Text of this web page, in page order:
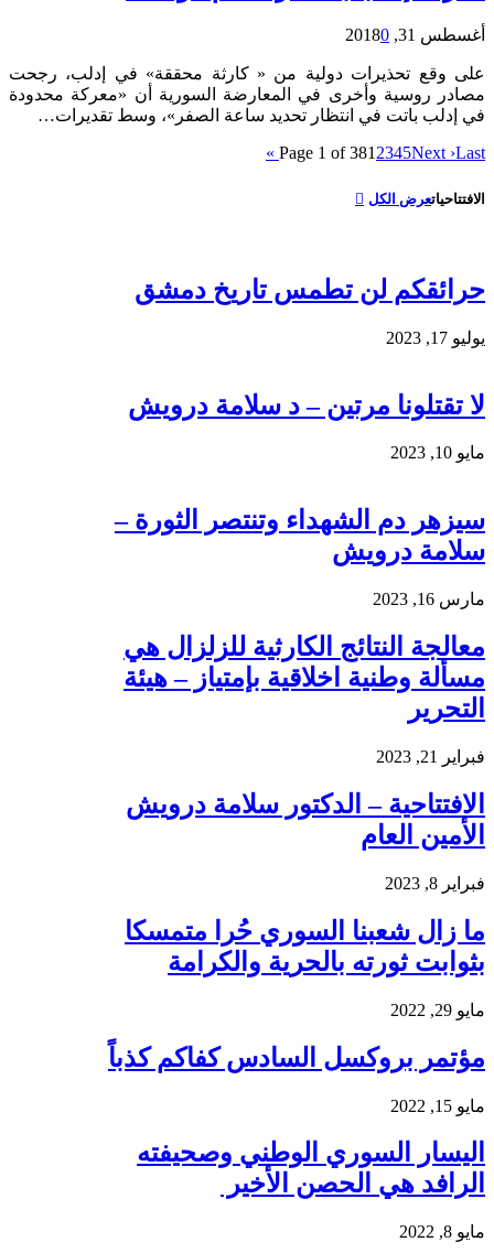
أغسطس 31, 2018 0
على وقع تحذيرات دولية من « كارثة محققة» في إدلب، رجحت
مصادر روسية وأخرى في المعارضة السورية أن «معركة محدودة
في إدلب باتت في انتظار تحديد ساعة الصفر»، وسط تقديرات…
Page 1 of 3812345Next ›Last »
الافتتاحياتعرض الكل
حرائقكم لن تطمس تاريخ دمشق
يوليو 17, 2023
لا تقتلونا مرتين – د سلامة درويش
مايو 10, 2023
سيزهر دم الشهداء وتنتصر الثورة –
سلامة درويش
مارس 16, 2023
معالجة النتائج الكارثية للزلزال هي
مسألة وطنية اخلاقية بإمتياز – هيئة
التحرير
فبراير 21, 2023
الافتتاحية – الدكتور سلامة درويش
الأمين العام
فبراير 8, 2023
ما زال شعبنا السوري حُرا متمسكا
بثوابت ثورته بالحرية والكرامة
مايو 29, 2022
مؤتمر بروكسل السادس كفاكم كذباً
مايو 15, 2022
اليسار السوري الوطني وصحيفته
الرافد هي الحصن الأخير
مايو 8, 2022